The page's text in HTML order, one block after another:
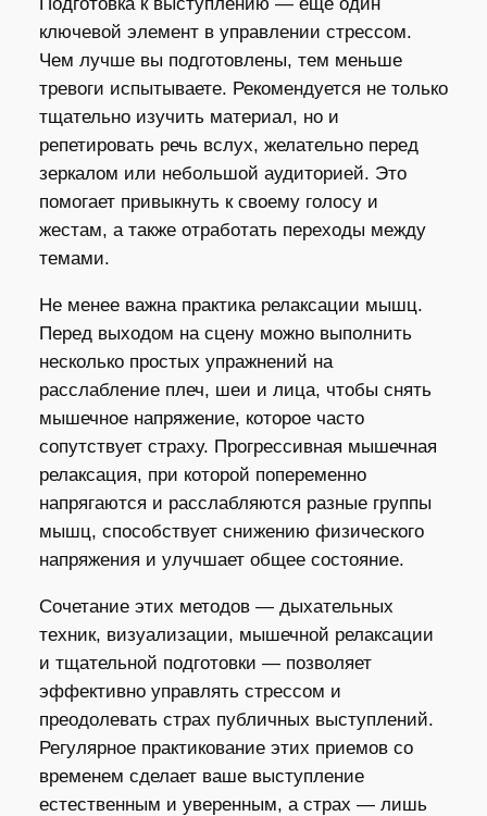
ключевой элемент в управлении стрессом.
Чем лучше вы подготовлены, тем меньше
тревоги испытываете. Рекомендуется не только
тщательно изучить материал, но и
репетировать речь вслух, желательно перед
зеркалом или небольшой аудиторией. Это
помогает привыкнуть к своему голосу и
жестам, а также отработать переходы между
темами.
Не менее важна практика релаксации мышц.
Перед выходом на сцену можно выполнить
несколько простых упражнений на
расслабление плеч, шеи и лица, чтобы снять
мышечное напряжение, которое часто
сопутствует страху. Прогрессивная мышечная
релаксация, при которой попеременно
напрягаются и расслабляются разные группы
мышц, способствует снижению физического
напряжения и улучшает общее состояние.
Сочетание этих методов — дыхательных
техник, визуализации, мышечной релаксации
и тщательной подготовки — позволяет
эффективно управлять стрессом и
преодолевать страх публичных выступлений.
Регулярное практикование этих приемов со
временем сделает ваше выступление
естественным и уверенным, а страх — лишь